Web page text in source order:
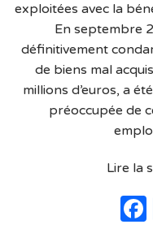
exploitées avec la
En septembre
définitivement
de biens mal
millions d’euros, a
préoccupée de
Lire la